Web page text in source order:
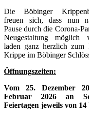
Die Böbinger
freuen sich, dass nun
Pause durch die Corona-
Neugestaltung möglich
laden ganz herzlich zum
Krippe im Böbinger
Öffnungszeiten:
Vom 25. Dezember
Februar 2026 an
Feiertagen jeweils von